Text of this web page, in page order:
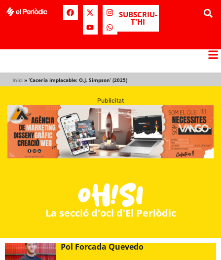
SUBSCRIU-
T'HI
Inici » ‘Cacería implacable: O.J. Simpson’ (2025)
Publicitat
La secció d'oci d'El Periòdic
Pol Forcada Quevedo